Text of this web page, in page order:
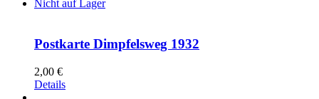
Nicht auf Lager
Postkarte Dimpfelsweg 1932
2,00 €
Details